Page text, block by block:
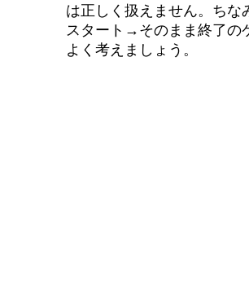
は正しく扱えません。ちな
スタート→そのまま終了の
よく考えましょう。